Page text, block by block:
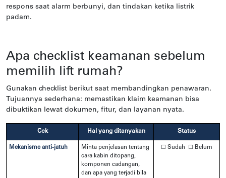
respons saat alarm berbunyi, dan tindakan ketika listrik
padam.
Apa checklist keamanan sebelum
memilih lift rumah?
Gunakan checklist berikut saat membandingkan penawaran.
Tujuannya sederhana: memastikan klaim keamanan bisa
dibuktikan lewat dokumen, fitur, dan layanan nyata.
Cek Hal yang ditanyakan Status
Mekanisme anti-jatuh
Minta penjelasan tentang
cara kabin ditopang,
komponen cadangan,
dan apa yang terjadi bila
☐ Sudah ☐ Belum